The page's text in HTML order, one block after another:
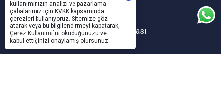
Kalite ve Bilgi Güvenliği Politikası
Kişisel Verilerin İşlenmesi ve Korunması
kullanımınızın analizi ve pazarlama
çabalarımız için KVKK kapsamında
çerezleri kullanıyoruz. Sitemize göz
atarak veya bu bilgilendirmeyi kapatarak,
Çerez Kullanımı`nı okuduğunuzu ve
kabul ettiğinizi onaylamış olursunuz.